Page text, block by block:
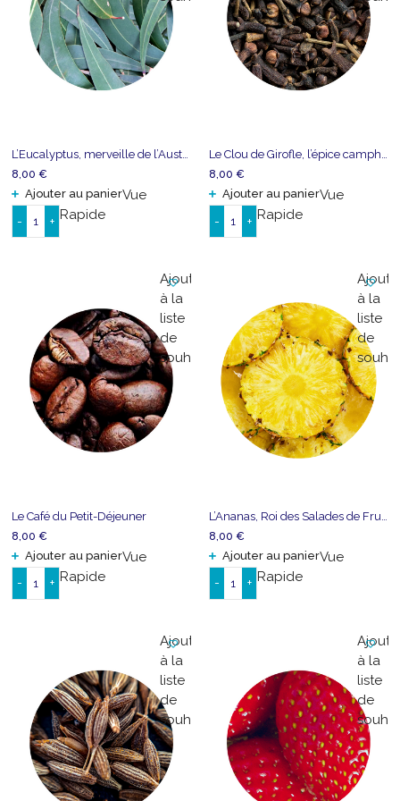
L’Eucalyptus, merveille de l’Australie
8,00 €
Ajouter au panierVue
Rapide
-
quantité
l'Australie
+
Le Clou de Girofle, l’épice camphrée
8,00 €
Ajouter au panierVue
Rapide
-
quantité
Girofle,
l'épice
camphrée
+
Ajouter
à la
liste
de
souhaits
Le Café du Petit-Déjeuner
8,00 €
Ajouter au panierVue
Rapide
-
quantité
Déjeuner
+
à la
liste
de
8,00 €
Ajouter au panierVue
Rapide
-
quantité
Salades
Fruits
+
Ajouter
à la
liste
de
souhaits
à la
liste
de